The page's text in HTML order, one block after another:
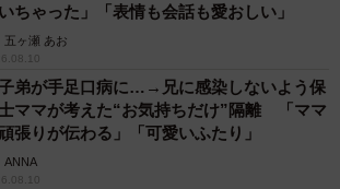
ちゃった」「表情も会話も愛おしい」
五ヶ瀬 あお
弟が手足口病に…→兄に感染しないよう保
ママが考えた“お気持ちだけ”隔離 「ママ
張りが伝わる」「可愛いふたり」
ANNA